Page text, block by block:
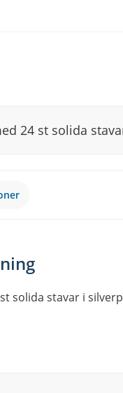
24 st solida
st solida stavar i